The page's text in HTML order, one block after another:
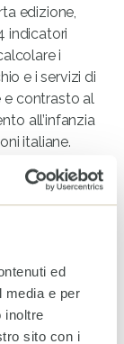
ed
media e per
inoltre
sito con i
edizione,
indicatori
i
e i servizi di
e contrasto al
all’infanzia
italiane.
alla
da
che
.